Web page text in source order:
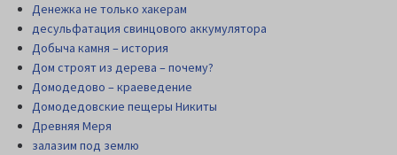
Денежка не только хакерам
десульфатация свинцового аккумулятора
Добыча камня – история
Дом строят из дерева – почему?
Домодедово – краеведение
Домодедовские пещеры Никиты
Древняя Меря
залазим под землю